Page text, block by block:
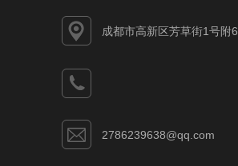
成都市高新区芳草街1号附6
2786239638@qq.com